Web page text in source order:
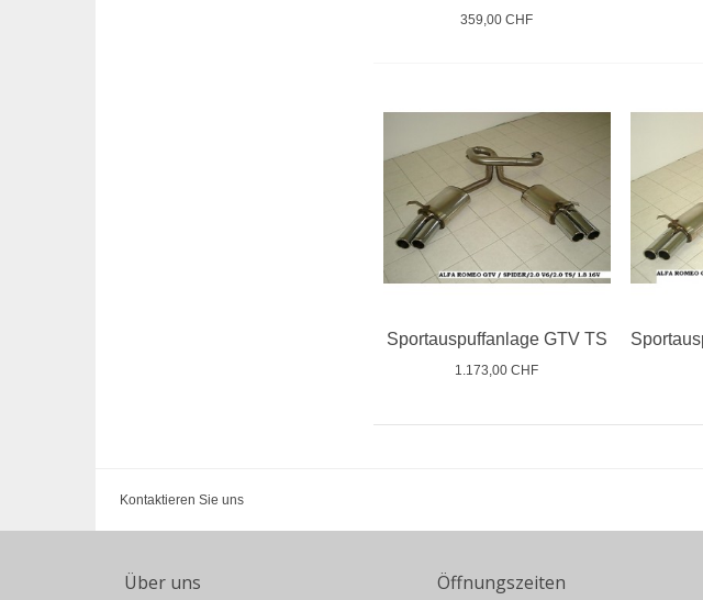
359,00 CHF
Sportauspuffanlage GTV TS
1.173,00 CHF
Kontaktieren Sie uns
Über uns Öffnungszeiten